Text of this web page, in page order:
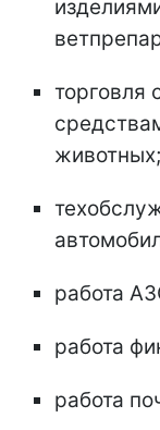
торговля
животных;
работа
работа
работа